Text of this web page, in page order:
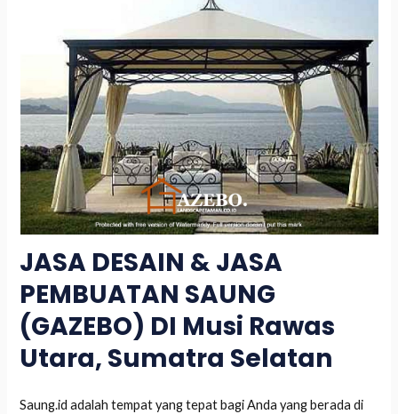
JASA DESAIN & JASA
PEMBUATAN SAUNG
(GAZEBO) DI Musi Rawas
Utara, Sumatra Selatan
Saung.id adalah tempat yang tepat bagi Anda yang berada di